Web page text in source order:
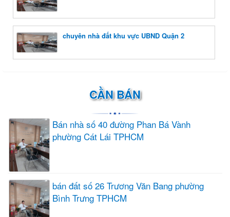
chuyên nhà đất khu vực UBND Quận 2
CẦN BÁN
Bán nhà số 40 đường Phan Bá Vành
phường Cát Lái TPHCM
bán đất số 26 Trương Văn Bang phường
Bình Trưng TPHCM